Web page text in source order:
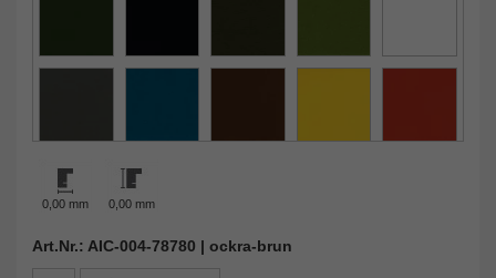
0,00 mm 0,00 mm
Art.Nr.: AIC-004-78780 | ockra-brun